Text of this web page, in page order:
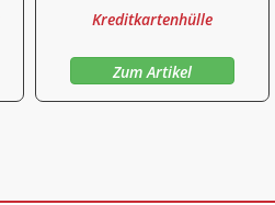
Kreditkartenhülle
Zum Artikel